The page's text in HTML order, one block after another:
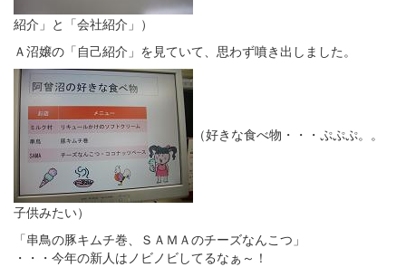
紹介」と「会社紹介」）
Ａ沼嬢の「自己紹介」を見ていて、思わず噴き出しました。
（好きな食べ物・・・ぷぷぷ。。
子供みたい）
「串鳥の豚キムチ巻、ＳＡＭＡのチーズなんこつ」
・・・今年の新人はノビノビしてるなぁ～！